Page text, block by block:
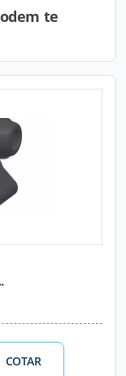
te
COTAR